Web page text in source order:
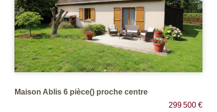
Maison Ablis 6 pièce() proche centre
299 500 €